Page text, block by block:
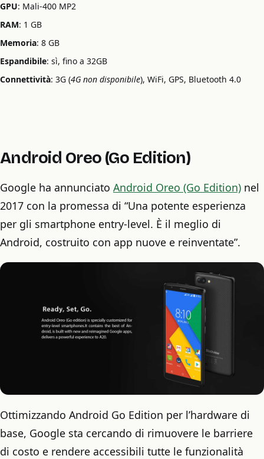
GPU: Mali-400 MP2
RAM: 1 GB
Memoria: 8 GB
Espandibile: sì, fino a 32GB
Connettività: 3G (4G non disponibile), WiFi, GPS, Bluetooth 4.0
Android Oreo (Go Edition)
Google ha annunciato Android Oreo (Go Edition) nel
2017 con la promessa di “Una potente esperienza
per gli smartphone entry-level. È il meglio di
Android, costruito con app nuove e reinventate”.
Ottimizzando Android Go Edition per l’hardware di
base, Google sta cercando di rimuovere le barriere
di costo e rendere accessibili tutte le funzionalità